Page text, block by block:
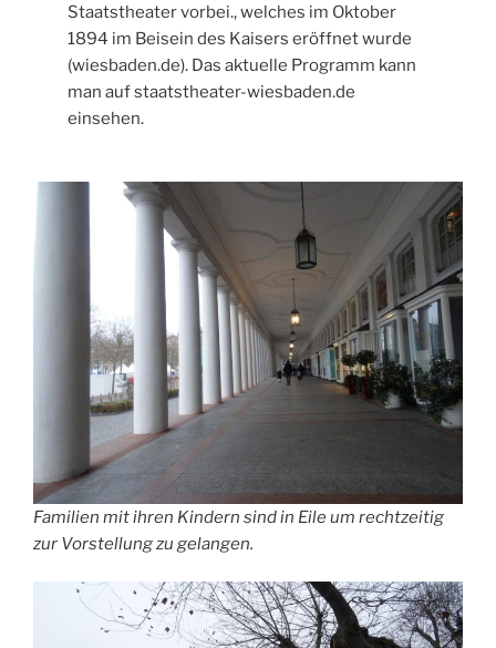
Staatstheater vorbei., welches im Oktober
1894 im Beisein des Kaisers eröffnet wurde
(wiesbaden.de). Das aktuelle Programm kann
man auf staatstheater-wiesbaden.de
einsehen.
Familien mit ihren Kindern sind in Eile um rechtzeitig
zur Vorstellung zu gelangen.